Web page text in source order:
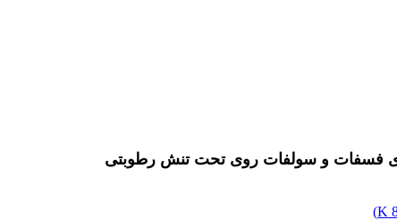
فسفات و سولفات روی تحت تنش رطوبتی
)